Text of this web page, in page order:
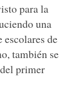
para la
una
de
también se
primer